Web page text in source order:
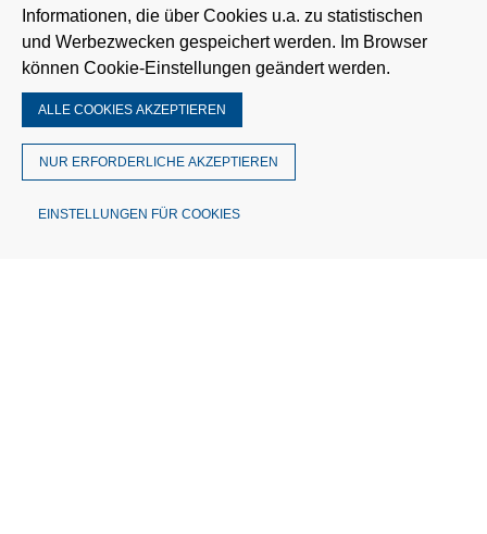
Informationen, die über Cookies u.a. zu statistischen
und Werbezwecken gespeichert werden. Im Browser
können Cookie-Einstellungen geändert werden.
ALLE COOKIES AKZEPTIEREN
NUR ERFORDERLICHE AKZEPTIEREN
EINSTELLUNGEN FÜR COOKIES